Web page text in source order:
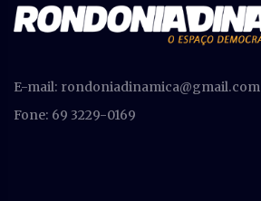
E-mail: rondoniadinamica@gmail.com
Fone: 69 3229-0169